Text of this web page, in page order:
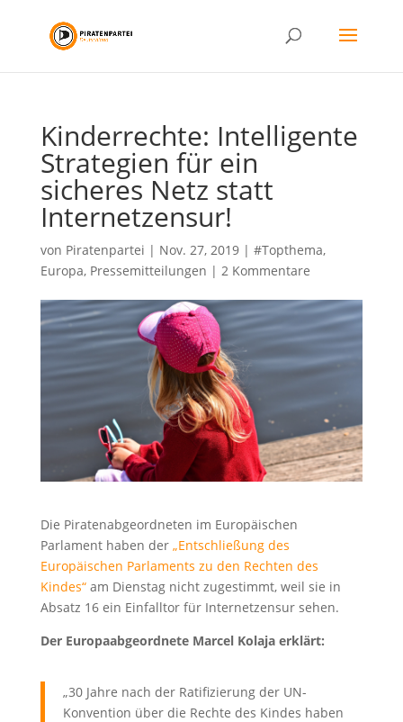
Kinderrechte: Intelligente
Strategien für ein
sicheres Netz statt
Internetzensur!
von Piratenpartei | Nov. 27, 2019| #Topthema,
Europa, Pressemitteilungen | 2 Kommentare
Die Piratenabgeordneten im Europäischen
Parlament haben der „Entschließung des
Europäischen Parlaments zu den Rechten des
Kindes“am Dienstag nicht zugestimmt, weil sie in
Absatz 16 ein Einfalltor für Internetzensur sehen.
Der Europaabgeordnete Marcel Kolaja erklärt:
„30 Jahre nach der Ratifizierung der UN-
Konvention über die Rechte des Kindes haben